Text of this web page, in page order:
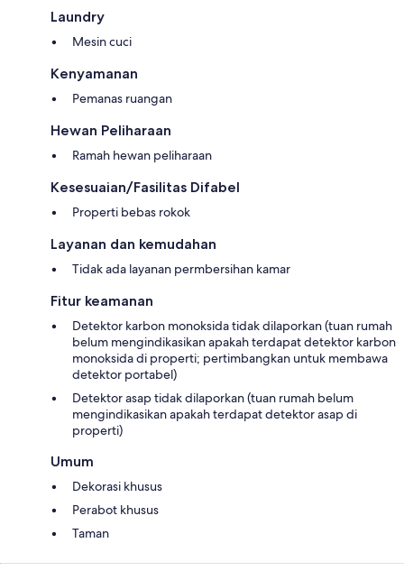
Laundry
Mesin cuci
Kenyamanan
Pemanas ruangan
Hewan Peliharaan
Ramah hewan peliharaan
Kesesuaian/Fasilitas Difabel
Properti bebas rokok
Layanan dan kemudahan
Tidak ada layanan permbersihan kamar
Fitur keamanan
Detektor karbon monoksida tidak dilaporkan (tuan rumah
belum mengindikasikan apakah terdapat detektor karbon
monoksida di properti; pertimbangkan untuk membawa
detektor portabel)
Detektor asap tidak dilaporkan (tuan rumah belum
mengindikasikan apakah terdapat detektor asap di
properti)
Umum
Dekorasi khusus
Perabot khusus
Taman